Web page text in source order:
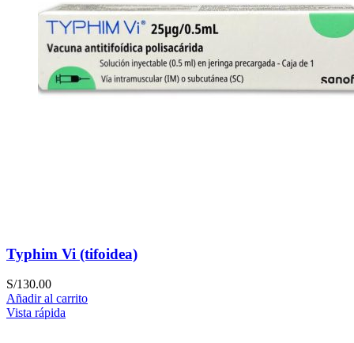
Typhim Vi (tifoidea)
S/130.00
Añadir al carrito
Vista rápida